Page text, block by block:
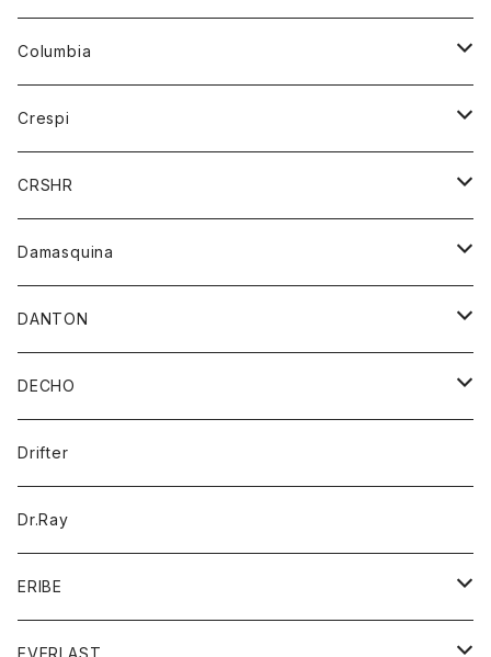
チーフ
バンダナ
トレーナー
パーカー
カーディガン
Tシャツ
パーカー
ニット
Columbia
アウター
ジャケット
Crespi
ジャケット
ワンピース
ブラウス
CRSHR
キャップ
Damasquina
ウォレット
カードケース
バッグ
DANTON
アウター
コート
ジャケット
アクセサリー
バッグ
キッズ
シャツ
Tシャツ
グッズ
帽子
トップス
DECHO
帽子
Drifter
Dr.Ray
ERIBE
ニット
EVERLAST